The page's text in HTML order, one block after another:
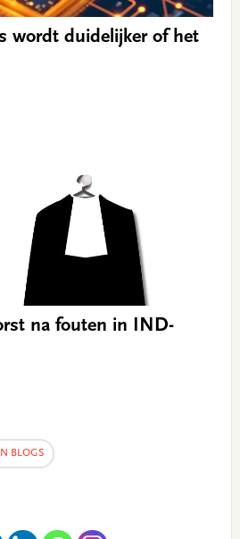
wordt duidelijker of het
na fouten in IND-
BLOGS